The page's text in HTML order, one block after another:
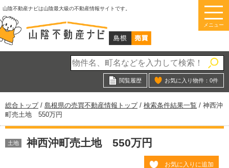
このページの本文へ
山陰不動産ナビは山陰最大級の不動産情報サイトです。
メニュー
閲覧履歴 お気に入り物件： 0件
現
在
の
置：
総合トップ/ 島根県の売買不動産情報トップ/ 検索条件結果一覧 / 神西沖
町売土地 550万円
土地 神西沖町売土地 550万円
お気に入りに追加